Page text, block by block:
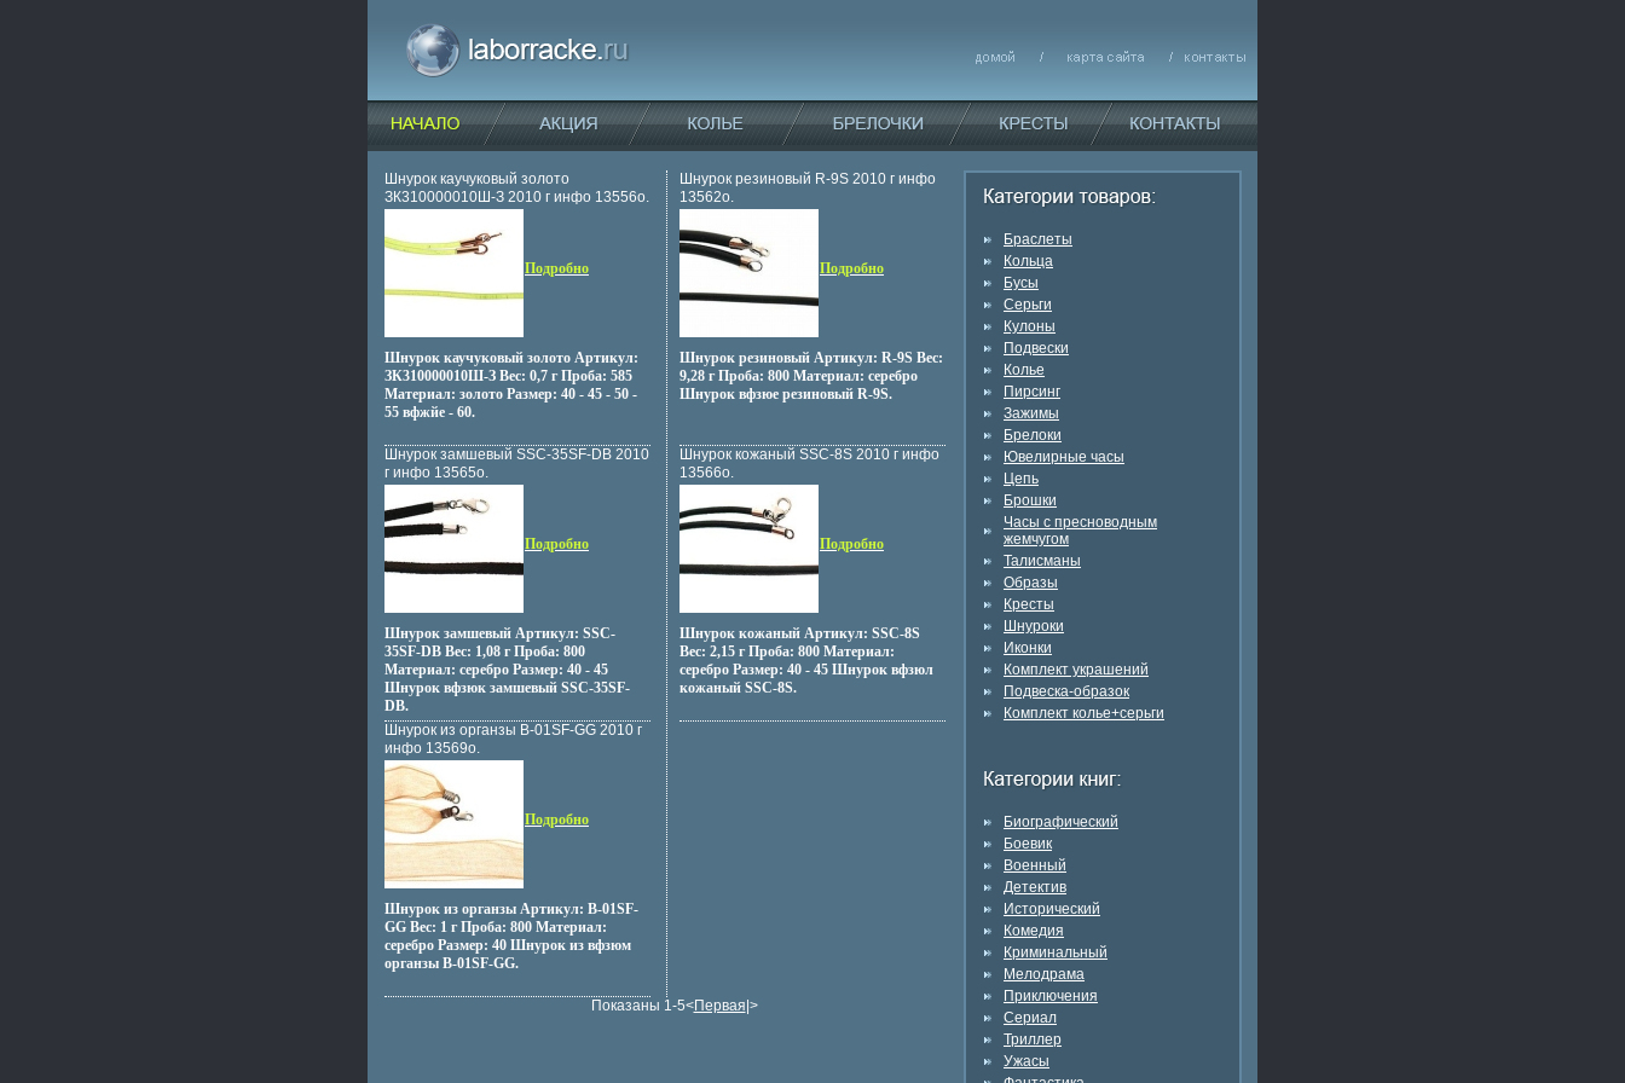
Шнурок каучуковый золото
ЗК310000010Ш-З 2010 г инфо 13556o.
Подробно
Шнурок каучуковый золото Артикул:
ЗК310000010Ш-З Вес: 0,7 г Проба: 585
Материал: золото Размер: 40 - 45 - 50 -
55 вфжйе - 60.
Шнурок замшевый SSC-35SF-DB 2010
г инфо 13565o.
Подробно
Шнурок замшевый Артикул: SSC-
35SF-DB Вес: 1,08 г Проба: 800
Материал: серебро Размер: 40 - 45
Шнурок вфзюк замшевый SSC-35SF-
DB.
Шнурок из органзы B-01SF-GG 2010 г
инфо 13569o.
Подробно
Шнурок из органзы Артикул: B-01SF-
GG Вес: 1 г Проба: 800 Материал:
серебро Размер: 40 Шнурок из вфзюм
органзы B-01SF-GG.
Шнурок резиновый R-9S 2010 г инфо
13562o.
Подробно
Шнурок резиновый Артикул: R-9S Вес:
9,28 г Проба: 800 Материал: серебро
Шнурок вфзюе резиновый R-9S.
Шнурок кожаный SSC-8S 2010 г инфо
13566o.
Подробно
Шнурок кожаный Артикул: SSC-8S
Вес: 2,15 г Проба: 800 Материал:
серебро Размер: 40 - 45 Шнурок вфзюл
кожаный SSC-8S.
Показаны 1-5<Первая |>
Браслеты
Кольца
Бусы
Серьги
Кулоны
Подвески
Колье
Пирсинг
Зажимы
Брелоки
Ювелирные часы
Цепь
Брошки
Часы с пресноводным
жемчугом
Талисманы
Образы
Кресты
Шнуроки
Иконки
Комплект украшений
Подвеска-образок
Комплект колье+серьги
Биографический
Боевик
Военный
Детектив
Исторический
Комедия
Криминальный
Мелодрама
Приключения
Сериал
Триллер
Ужасы